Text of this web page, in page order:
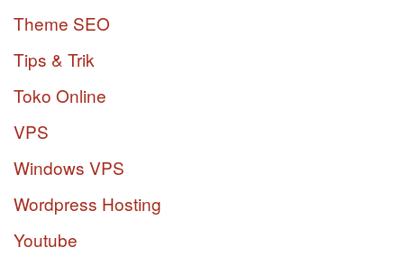
Theme SEO
Tips & Trik
Toko Online
VPS
Windows VPS
Wordpress Hosting
Youtube